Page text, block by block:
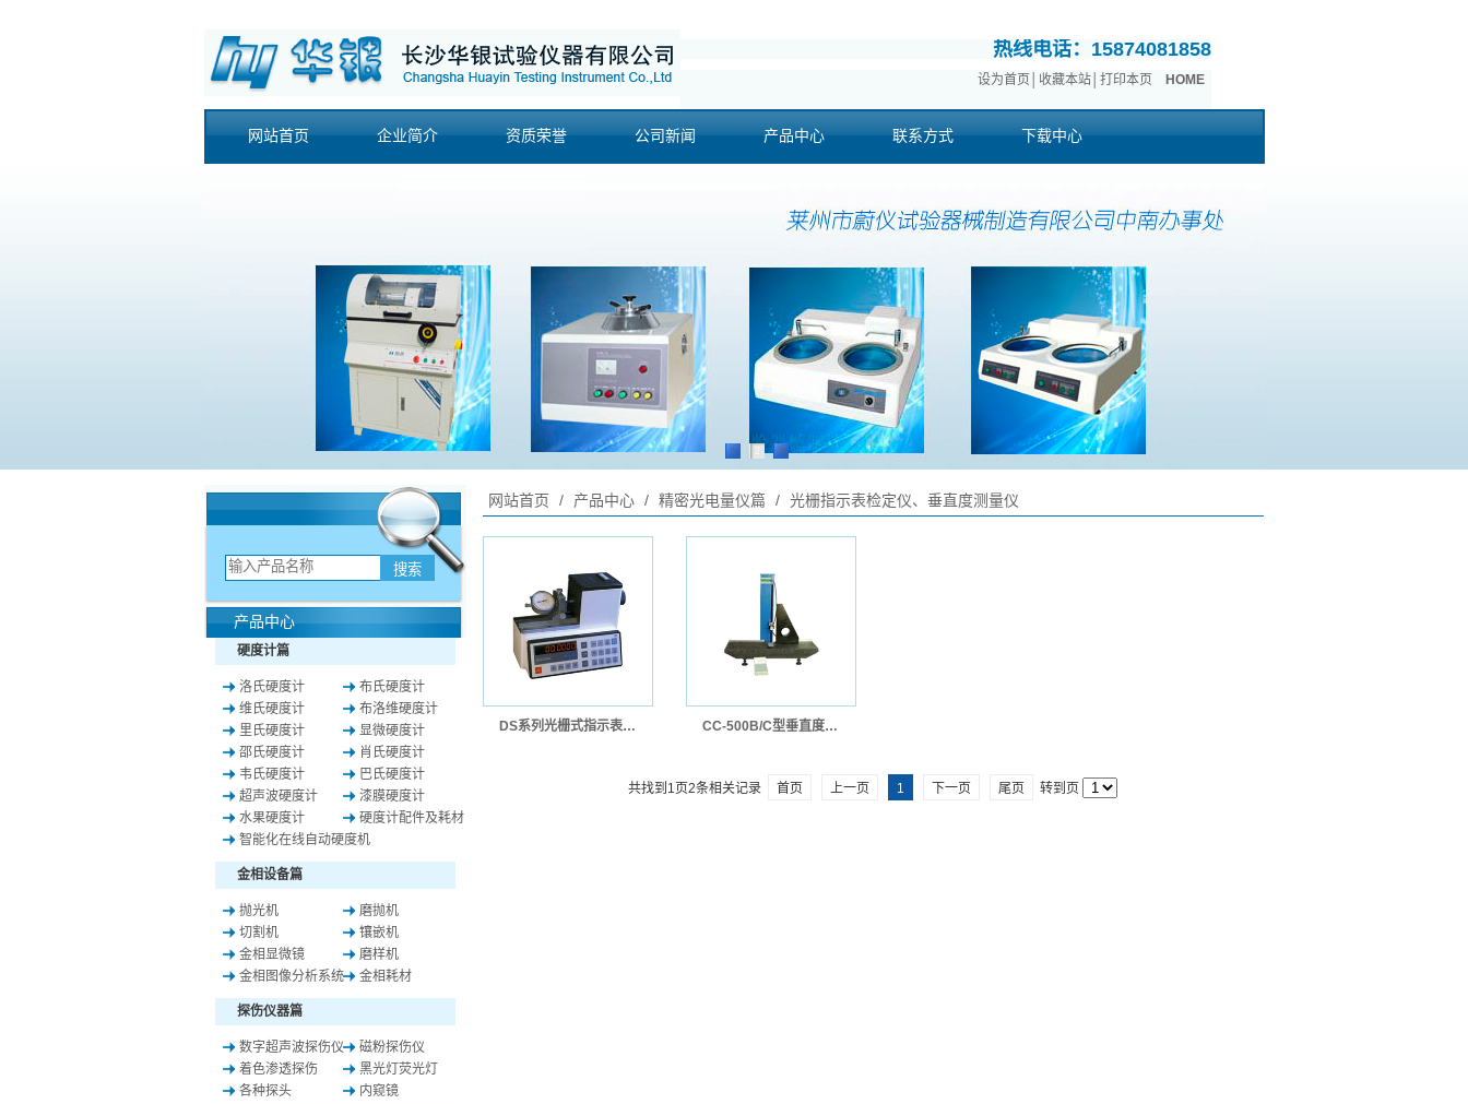
热线电话：15874081858
设为首页 收藏本站│ 打印本页 HOME
网站首页 企业简介 资质荣誉 公司新闻 产品中心 联系方式 下载中心
1 3
产品中心
硬度计篇
洛氏硬度计
布氏硬度计
维氏硬度计
布洛维硬度计
里氏硬度计
显微硬度计
邵氏硬度计
肖氏硬度计
韦氏硬度计
巴氏硬度计
超声波硬度计
漆膜硬度计
水果硬度计
硬度计配件及耗材
智能化在线自动硬度机
金相设备篇
抛光机
磨抛机
切割机
镶嵌机
金相显微镜
磨样机
金相图像分析系统
金相耗材
探伤仪器篇
数字超声波探伤仪
磁粉探伤仪
着色渗透探伤
黑光灯荧光灯
各种探头
内窥镜
网站首页 / 产品中心 / 精密光电量仪篇 / 光栅指示表检定仪、垂直度测量仪
DS系列光栅式指示表检定仪 CC-500B/C型垂直度测量仪
共找到 1 页2条相关记录 首页 上一页 1 下一页 尾页 转到页